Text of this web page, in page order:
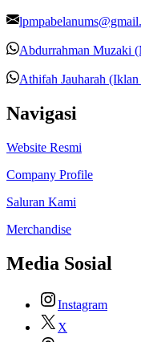
Abdurrahman Muzaki
Athifah Jauharah (Iklan
Navigasi
Website Resmi
Company Profile
Saluran Kami
Merchandise
Media Sosial
Instagram
X